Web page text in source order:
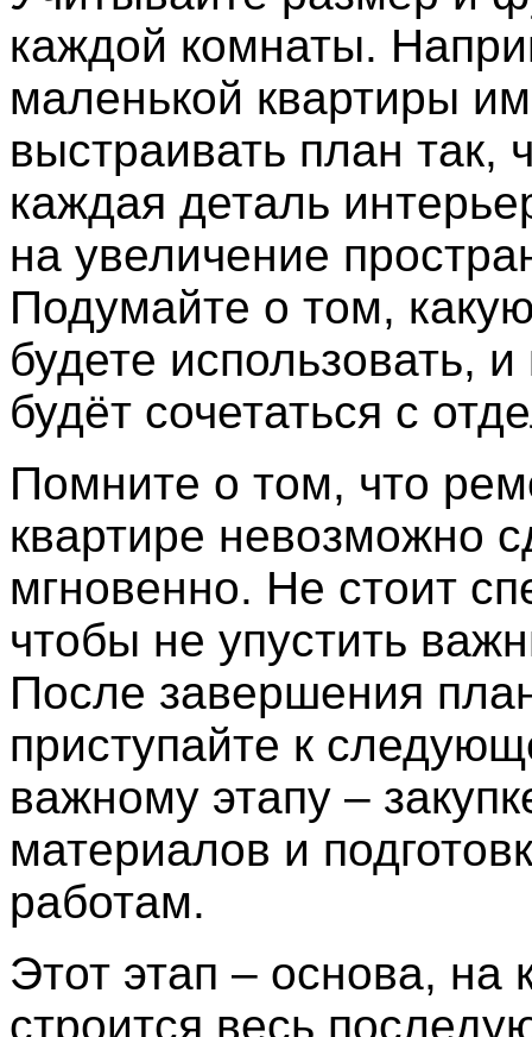
каждой комнаты.
маленькой квартиры
выстраивать план так,
каждая деталь
на увеличение
Подумайте о том,
будете использовать, и
будёт сочетаться с
Помните о том, что
квартире невозможно
мгновенно. Не стоит
чтобы не упустить
После завершения
приступайте к
важному этапу –
материалов и
работам.
Этот этап – основа, на
строится весь